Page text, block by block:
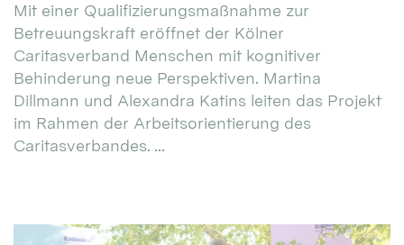
Mit einer Qualifizierungsmaßnahme zur
Betreuungskraft eröffnet der Kölner
Caritasverband Menschen mit kognitiver
Behinderung neue Perspektiven. Martina
Dillmann und Alexandra Katins leiten das Projekt
im Rahmen der Arbeitsorientierung des
Caritasverbandes. ...